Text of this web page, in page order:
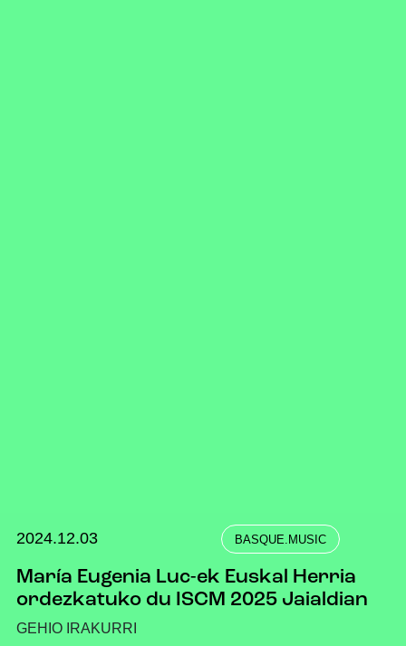
2024.12.03 BASQUE.MUSIC
María Eugenia Luc-ek Euskal Herria
ordezkatuko du ISCM 2025 Jaialdian
GEHIO IRAKURRI